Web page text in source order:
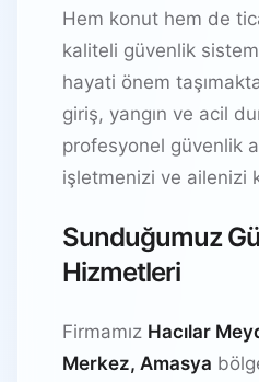
Hem konut hem de
kaliteli güvenlik
hayati önem
giriş, yangın ve acil
profesyonel güvenlik
işletmenizi ve ailenizi
Sunduğumuz
Hizmetleri
Firmamız Hacılar
Merkez, Amasya